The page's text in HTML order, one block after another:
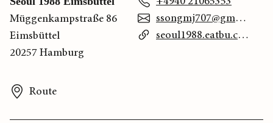
Müggenkampstraße 86
Eimsbüttel
20257 Hamburg
Route
ssongmj707@gmail.com
seoul1988.eatbu.com